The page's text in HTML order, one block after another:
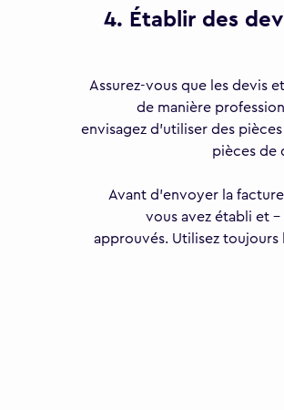
4. Établir des
Assurez-vous que les devis
de manière
envisagez d'utiliser des
pièces de
Avant d'envoyer la
vous avez établi et -
approuvés. Utilisez toujours